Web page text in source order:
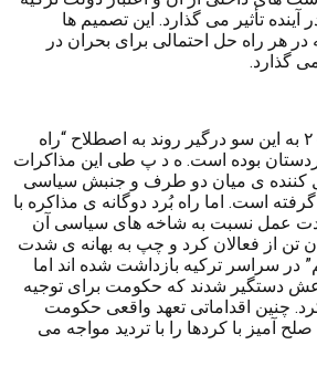
تأثیر می گذارد. این تصمیم ها
هر راه حل احتمالی برای بحران در
گذارد.
دولت ترکیه از سال ۲۰۱۲ به این سو درگیر روند به اصطلاح “راه
بوده است. ه د پ طی این مذاکرات
کننده ی میان دو طرف و جنبش سیاسی
است. اما راه بُرد دوگانه ی مذاکره با
عمل نسبت به شاخه های سیاسی آن
تن از فعالان کرد و چپ به بهانه ی شدت
در سراسر ترکیه بازداشت شده اند اما
دستگیر شدند که حکومت برای توجیه
چنین اقداماتی تعهد واقعی حکومت
آمیز با کردها را با تردید مواجه می